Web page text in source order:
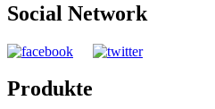
Social Network
Produkte